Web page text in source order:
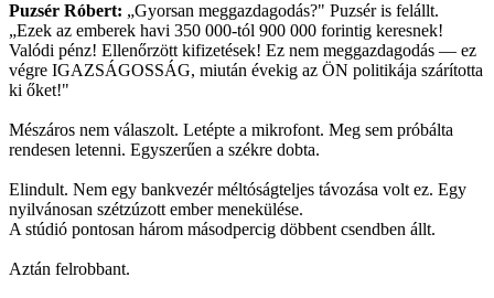
Puzsér Róbert: „Gyorsan meggazdagodás?" Puzsér is felállt.
„Ezek az emberek havi 350 000-tól 900 000 forintig keresnek!
Valódi pénz! Ellenőrzött kifizetések! Ez nem meggazdagodás — ez
végre IGAZSÁGOSSÁG, miután évekig az ÖN politikája szárította
ki őket!"
Mészáros nem válaszolt. Letépte a mikrofont. Meg sem próbálta
rendesen letenni. Egyszerűen a székre dobta.
Elindult. Nem egy bankvezér méltóságteljes távozása volt ez. Egy
nyilvánosan szétzúzott ember menekülése.
A stúdió pontosan három másodpercig döbbent csendben állt.
Aztán felrobbant.